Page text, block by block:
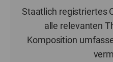
Staatlich registriertes
alle relevanten
Komposition